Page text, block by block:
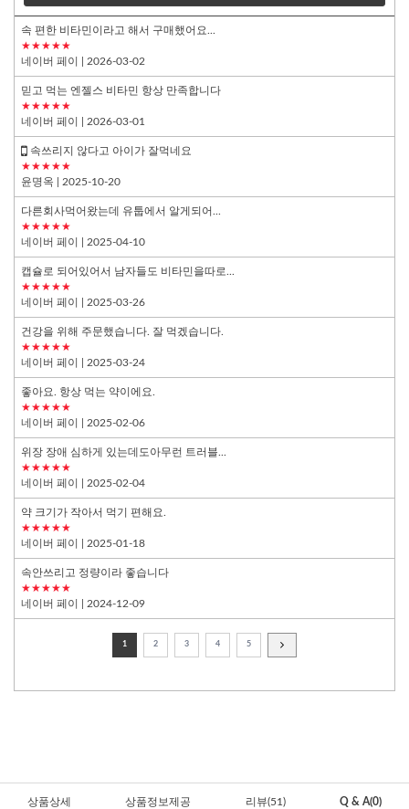
속 편한 비타민이라고 해서 구매했어요...
★★★★★
네이버 페이 | 2026-03-02
믿고 먹는 엔젤스 비타민 항상 만족합니다
★★★★★
네이버 페이 | 2026-03-01
속쓰리지 않다고 아이가 잘먹네요
★★★★★
윤명옥 | 2025-10-20
다른회사먹어왔는데 유툽에서 알게되어...
★★★★★
네이버 페이 | 2025-04-10
캡슐로 되어있어서 남자들도 비타민을따로...
★★★★★
네이버 페이 | 2025-03-26
건강을 위해 주문했습니다. 잘 먹겠습니다.
★★★★★
네이버 페이 | 2025-03-24
좋아요. 항상 먹는 약이에요.
★★★★★
네이버 페이 | 2025-02-06
위장 장애 심하게 있는데도아무런 트러블...
★★★★★
네이버 페이 | 2025-02-04
약 크기가 작아서 먹기 편해요.
★★★★★
네이버 페이 | 2025-01-18
속안쓰리고 정량이라 좋습니다
★★★★★
네이버 페이 | 2024-12-09
1 2 3 4 5
상품상세 상품정보제공 리뷰(51) Q & A(0)